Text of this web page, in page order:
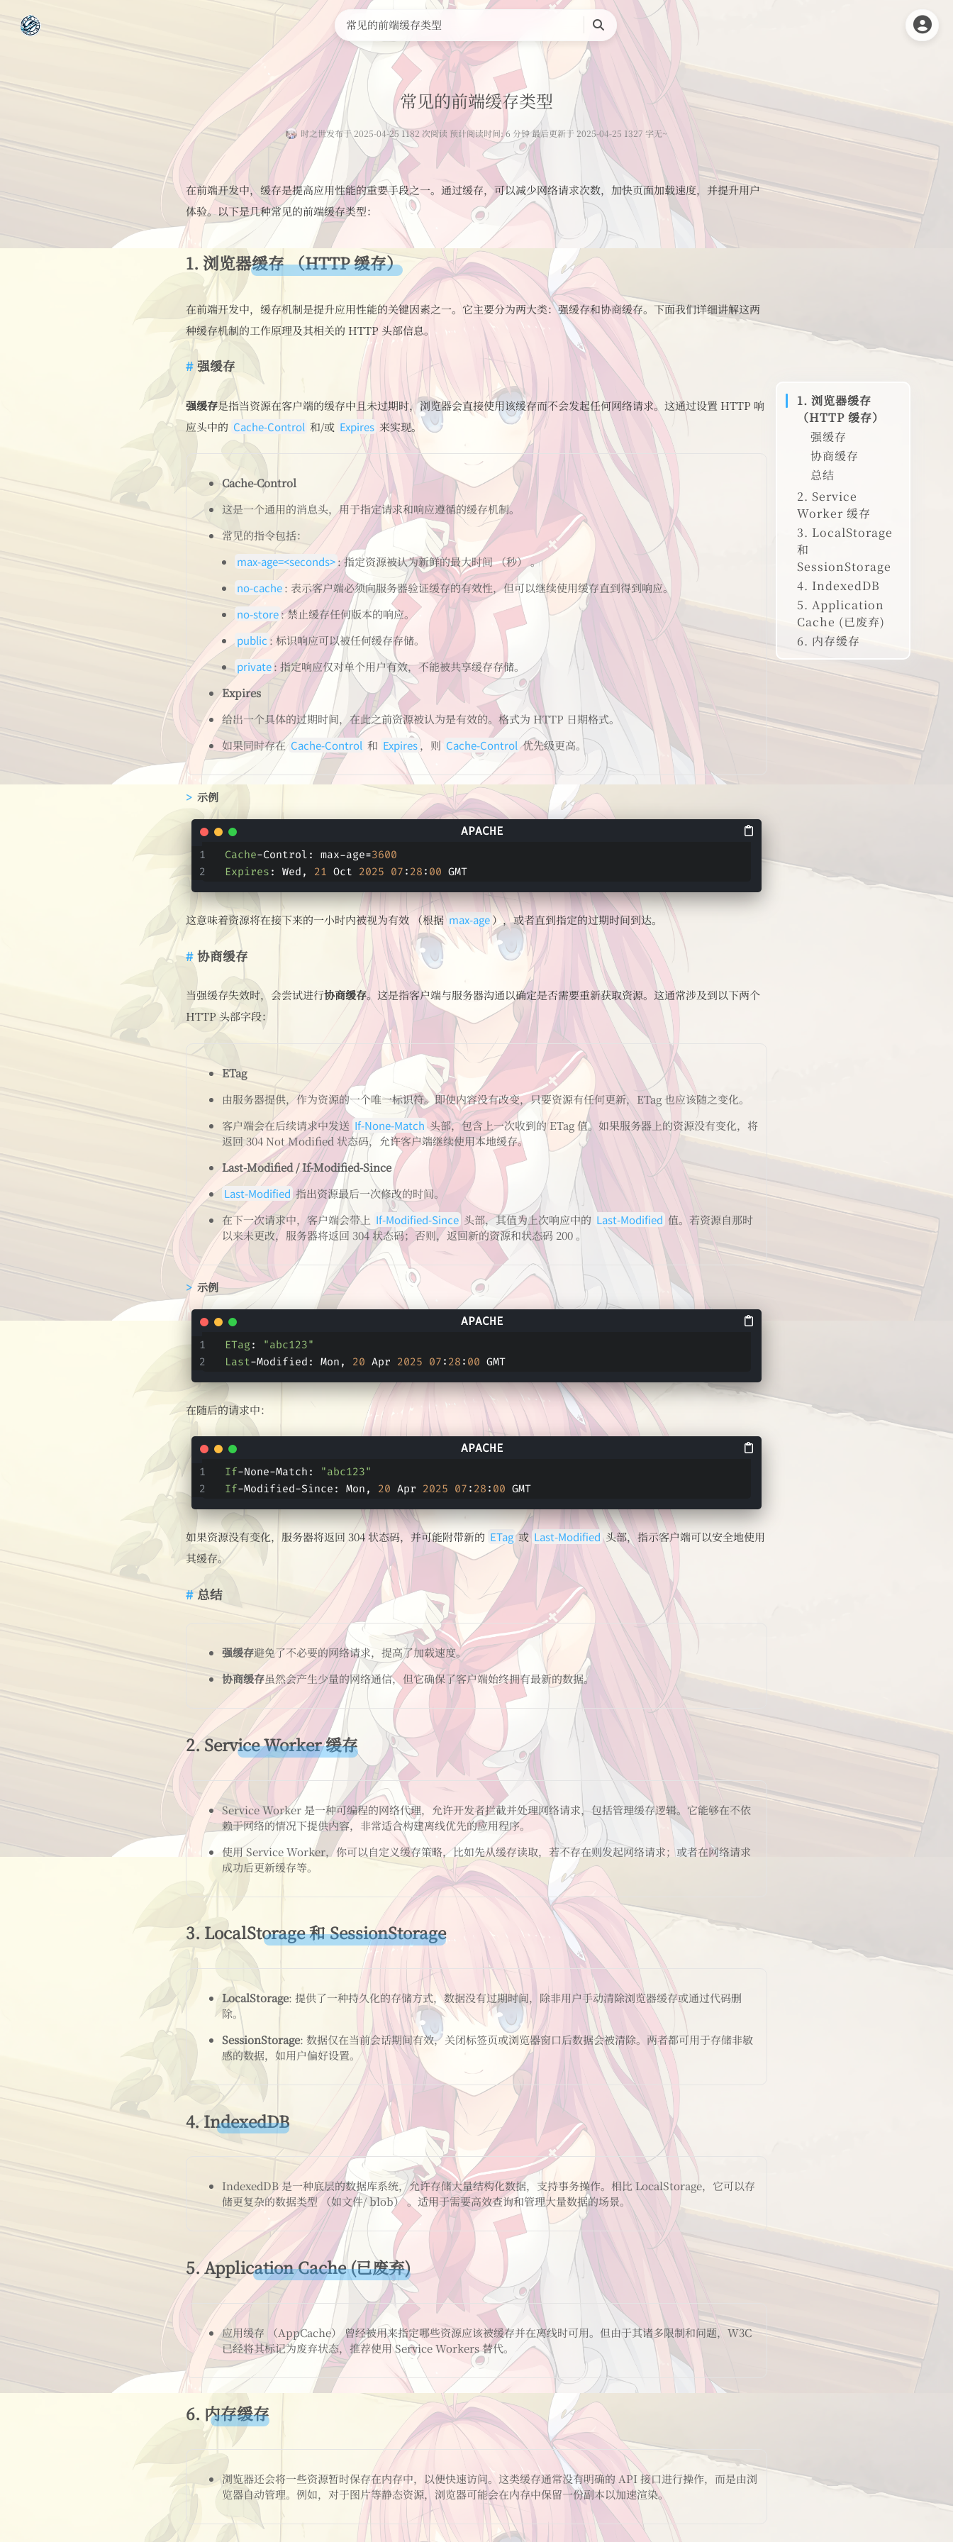
常见的前端缓存类型
搜
索
常见的前端缓存类型
时之世发布于 2025-04-25 1182 次阅读 预计阅读时间: 6 分钟 最后更新于 2025-04-25 1327 字无~
在前端开发中，缓存是提高应用性能的重要手段之一。通过缓存，可以减少网络请求次数，加快页面加载速度，并提升用户
体验。以下是几种常见的前端缓存类型：
1. 浏览器缓存 （HTTP 缓存）
在前端开发中，缓存机制是提升应用性能的关键因素之一。它主要分为两大类：强缓存和协商缓存。下面我们详细讲解这两
种缓存机制的工作原理及其相关的 HTTP 头部信息。
强缓存
强缓存是指当资源在客户端的缓存中且未过期时，浏览器会直接使用该缓存而不会发起任何网络请求。这通过设置 HTTP 响
应头中的 Cache-Control 和/或 Expires 来实现。
Cache-Control
这是一个通用的消息头，用于指定请求和响应遵循的缓存机制。
常见的指令包括：
max-age=<seconds>: 指定资源被认为新鲜的最大时间 （秒） 。
no-cache: 表示客户端必须向服务器验证缓存的有效性，但可以继续使用缓存直到得到响应。
no-store: 禁止缓存任何版本的响应。
public: 标识响应可以被任何缓存存储。
private: 指定响应仅对单个用户有效，不能被共享缓存存储。
Expires
给出一个具体的过期时间，在此之前资源被认为是有效的。格式为 HTTP 日期格式。
如果同时存在Cache-Control 和 Expires，则 Cache-Control优先级更高。
示例
Cache-Control: max-age=3600
Expires : Wed, 21 Oct 2025 07 : 28 : 00 GMT
这意味着资源将在接下来的一小时内被视为有效 （根据 max-age），或者直到指定的过期时间到达。
协商缓存
当强缓存失效时，会尝试进行协商缓存。这是指客户端与服务器沟通以确定是否需要重新获取资源。这通常涉及到以下两个
HTTP 头部字段：
ETag
由服务器提供，作为资源的一个唯一标识符。即使内容没有改变，只要资源有任何更新，ETag 也应该随之变化。
客户端会在后续请求中发送 If-None-Match头部，包含上一次收到的 ETag 值。如果服务器上的资源没有变化，将
返回 304 Not Modified 状态码，允许客户端继续使用本地缓存。
Last-Modified / If-Modified-Since
Last-Modified 指出资源最后一次修改的时间。
在下一次请求中，客户端会带上 If-Modified-Since 头部，其值为上次响应中的 Last-Modified 值。若资源自那时
以来未更改，服务器将返回 304 状态码；否则，返回新的资源和状态码 200 。
示例
ETag : "abc123"
Last-Modified: Mon, 20 Apr 2025 07 : 28 : 00 GMT
在随后的请求中：
If-None-Match: "abc123"
If-Modified-Since: Mon, 20 Apr 2025 07 : 28 : 00 GMT
如果资源没有变化，服务器将返回 304 状态码，并可能附带新的 ETag或 Last-Modified头部，指示客户端可以安全地使用
其缓存。
总结
强缓存避免了不必要的网络请求，提高了加载速度。
协商缓存虽然会产生少量的网络通信，但它确保了客户端始终拥有最新的数据。
2.Service Worker 缓存
Service Worker 是一种可编程的网络代理，允许开发者拦截并处理网络请求，包括管理缓存逻辑。它能够在不依
赖于网络的情况下提供内容，非常适合构建离线优先的应用程序。
使用 Service Worker，你可以自定义缓存策略，比如先从缓存读取，若不存在则发起网络请求；或者在网络请求
成功后更新缓存等。
3. LocalStorage 和 SessionStorage
LocalStorage: 提供了一种持久化的存储方式，数据没有过期时间，除非用户手动清除浏览器缓存或通过代码删
除。
SessionStorage: 数据仅在当前会话期间有效，关闭标签页或浏览器窗口后数据会被清除。两者都可用于存储非敏
感的数据，如用户偏好设置。
4.IndexedDB
IndexedDB 是一种底层的数据库系统，允许存储大量结构化数据，支持事务操作。相比 LocalStorage，它可以存
储更复杂的数据类型 （如文件/ blob） 。适用于需要高效查询和管理大量数据的场景。
5.Application Cache (已废弃)
应用缓存 （AppCache） 曾经被用来指定哪些资源应该被缓存并在离线时可用。但由于其诸多限制和问题，W3C
已经将其标记为废弃状态，推荐使用 Service Workers 替代。
6. 内存缓存
浏览器还会将一些资源暂时保存在内存中，以便快速访问。这类缓存通常没有明确的 API 接口进行操作，而是由浏
览器自动管理。例如，对于图片等静态资源，浏览器可能会在内存中保留一份副本以加速渲染。
1. 浏览器缓存
（HTTP 缓存）
强缓存
示例
协商缓存
示例
总结
2. Service
Worker 缓存
3. LocalStorage
和
SessionStorage
4. IndexedDB
5. Application
Cache (已废弃)
6. 内存缓存